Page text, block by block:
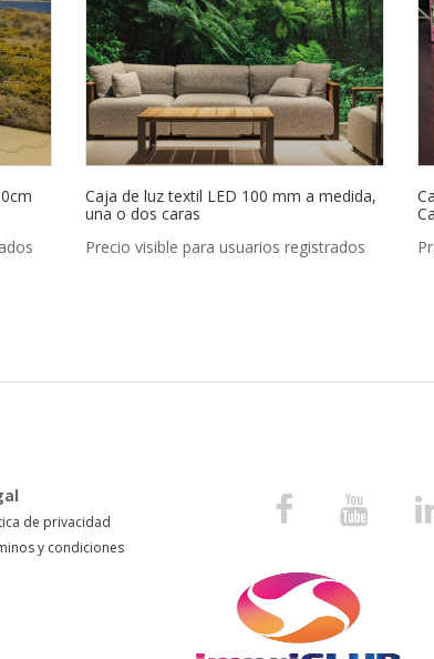
Caja de luz textil LED 100 mm a medida,
una o dos caras
Precio visible para usuarios registrados
de privacidad
y condiciones